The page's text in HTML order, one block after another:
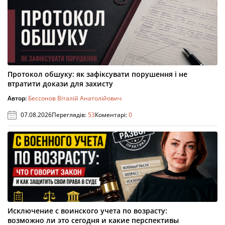
Протокол обшуку: як зафіксувати порушення і не
втратити докази для захисту
Автор: Бессонов Віталій Анатолійович
07.08.2026Переглядів:53Коментарі:0
Исключение с воинского учета по возрасту:
возможно ли это сегодня и какие перспективы